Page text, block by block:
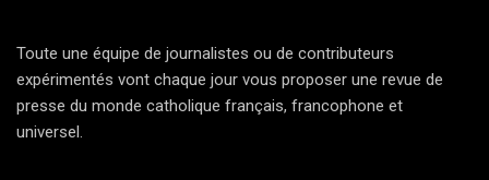
Toute une équipe de journalistes ou de contributeurs
expérimentés vont chaque jour vous proposer une revue de
presse du monde catholique français, francophone et
universel.